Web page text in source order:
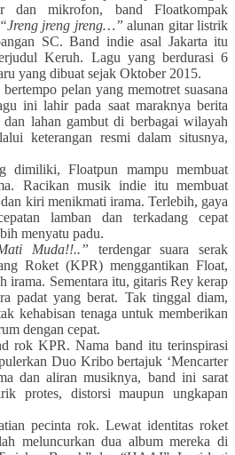
dan mikrofon, band Floatkompak
“Jreng jreng jreng…” alunan gitar listrik
SC. Band indie asal Jakarta itu
Keruh. Lagu yang berdurasi 6
yang dibuat sejak Oktober 2015.
pelan yang memotret suasana
ini lahir pada saat maraknya berita
dan lahan gambut di berbagai wilayah
keterangan resmi dalam situsnya,
dimiliki, Floatpun mampu membuat
Racikan musik indie itu membuat
kiri menikmati irama. Terlebih, gaya
lamban dan terkadang cepat
menyatu padu.
Muda!!..” terdengar suara serak
Roket (KPR) menggantikan Float,
irama. Sementara itu, gitaris Rey kerap
padat yang berat. Tak tinggal diam,
kehabisan tenaga untuk memberikan
dengan cepat.
rok KPR. Nama band itu terinspirasi
Duo Kribo bertajuk ‘Mencarter
dan aliran musiknya, band ini sarat
protes, distorsi maupun ungkapan
pecinta rok. Lewat identitas roket
meluncurkan dua album mereka di